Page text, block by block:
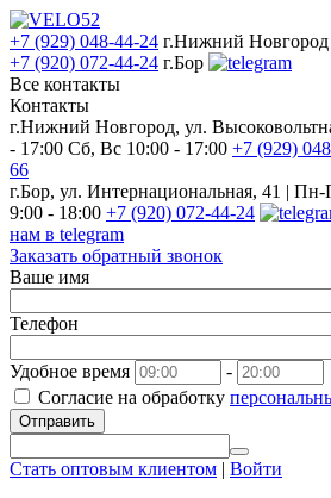
+7 (929) 048-44-24 г.Нижний Новгород
+7 (920) 072-44-24 г.Бор
Все контакты
Контакты
г.Нижний Новгород, ул.
- 17:00 Сб, Вс 10:00 - 17:00 +7 (929)
66
г.Бор, ул. Интернациональная, 41 |
9:00 - 18:00 +7 (920) 072-44-24
нам в telegram
Заказать обратный звонок
Ваше имя
Телефон
Удобное время
-
Согласие на обработку
Отправить
Стать оптовым клиентом | Войти